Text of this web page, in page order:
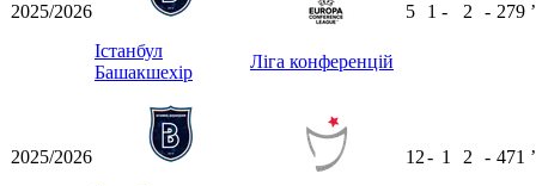
2025/2026
Істанбул
Башакшехір
Ліга конференцій
5 1 - 2 - 279 ʼ
2025/2026
12- 1 2 - 471 ʼ